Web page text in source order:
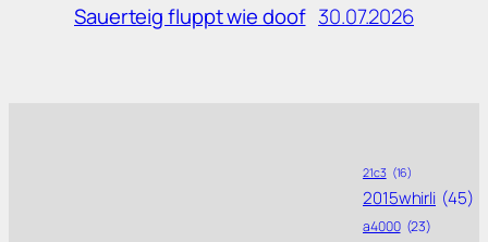
Sauerteig fluppt wie doof 30.07.2026
21c3 (16)
2015whirli (45)
a4000 (23)